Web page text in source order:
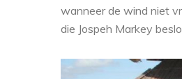
wanneer de wind niet
die Jospeh Markey